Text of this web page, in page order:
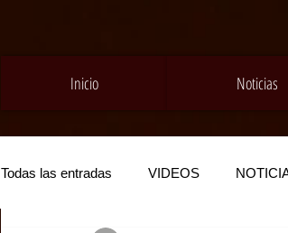
Inicio Noticias
Todas las entradas VIDEOS